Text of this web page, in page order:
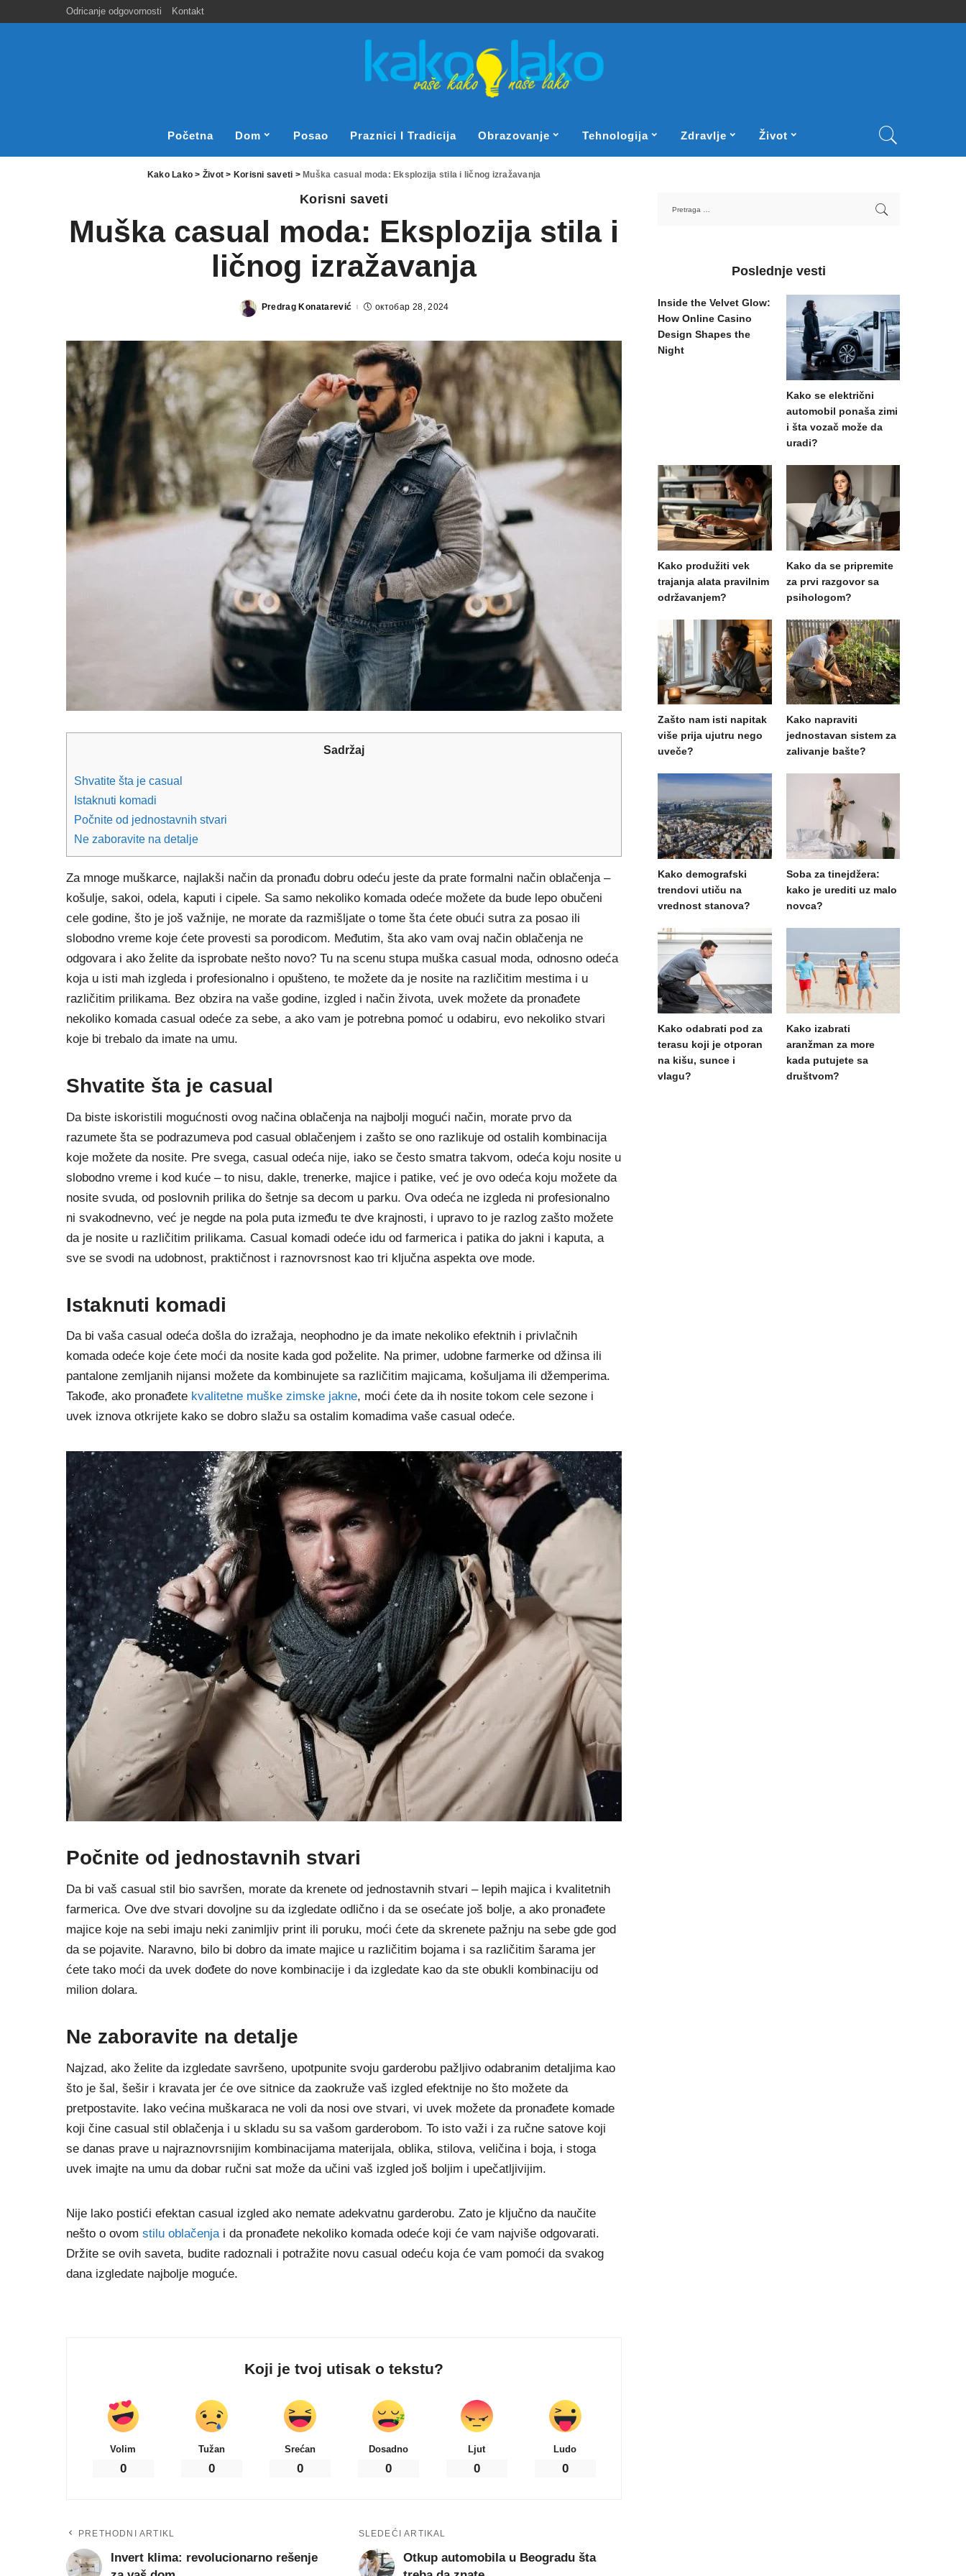
Odricanje odgovornosti Kontakt
Početna Dom Posao Praznici I Tradicija Obrazovanje Tehnologija Zdravlje Život
Kako Lako > Život > Korisni saveti > Muška casual moda: Eksplozija stila i ličnog izražavanja
Korisni saveti
Muška casual moda: Eksplozija stila i
ličnog izražavanja
Posted
Predrag Konatarević октобар 28, 2024
Sadržaj
Shvatite šta je casual
Istaknuti komadi
Počnite od jednostavnih stvari
Ne zaboravite na detalje
Za mnoge muškarce, najlakši način da pronađu dobru odeću jeste da prate formalni način oblačenja –
košulje, sakoi, odela, kaputi i cipele. Sa samo nekoliko komada odeće možete da bude lepo obučeni
cele godine, što je još važnije, ne morate da razmišljate o tome šta ćete obući sutra za posao ili
slobodno vreme koje ćete provesti sa porodicom. Međutim, šta ako vam ovaj način oblačenja ne
odgovara i ako želite da isprobate nešto novo? Tu na scenu stupa muška casual moda, odnosno odeća
koja u isti mah izgleda i profesionalno i opušteno, te možete da je nosite na različitim mestima i u
različitim prilikama. Bez obzira na vaše godine, izgled i način života, uvek možete da pronađete
nekoliko komada casual odeće za sebe, a ako vam je potrebna pomoć u odabiru, evo nekoliko stvari
koje bi trebalo da imate na umu.
Shvatite šta je casual
Da biste iskoristili mogućnosti ovog načina oblačenja na najbolji mogući način, morate prvo da
razumete šta se podrazumeva pod casual oblačenjem i zašto se ono razlikuje od ostalih kombinacija
koje možete da nosite. Pre svega, casual odeća nije, iako se često smatra takvom, odeća koju nosite u
slobodno vreme i kod kuće – to nisu, dakle, trenerke, majice i patike, već je ovo odeća koju možete da
nosite svuda, od poslovnih prilika do šetnje sa decom u parku. Ova odeća ne izgleda ni profesionalno
ni svakodnevno, već je negde na pola puta između te dve krajnosti, i upravo to je razlog zašto možete
da je nosite u različitim prilikama. Casual komadi odeće idu od farmerica i patika do jakni i kaputa, a
sve se svodi na udobnost, praktičnost i raznovrsnost kao tri ključna aspekta ove mode.
Istaknuti komadi
Da bi vaša casual odeća došla do izražaja, neophodno je da imate nekoliko efektnih i privlačnih
komada odeće koje ćete moći da nosite kada god poželite. Na primer, udobne farmerke od džinsa ili
pantalone zemljanih nijansi možete da kombinujete sa različitim majicama, košuljama ili džemperima.
Takođe, ako pronađete kvalitetne muške zimske jakne, moći ćete da ih nosite tokom cele sezone i
uvek iznova otkrijete kako se dobro slažu sa ostalim komadima vaše casual odeće.
Počnite od jednostavnih stvari
Da bi vaš casual stil bio savršen, morate da krenete od jednostavnih stvari – lepih majica i kvalitetnih
farmerica. Ove dve stvari dovoljne su da izgledate odlično i da se osećate još bolje, a ako pronađete
majice koje na sebi imaju neki zanimljiv print ili poruku, moći ćete da skrenete pažnju na sebe gde god
da se pojavite. Naravno, bilo bi dobro da imate majice u različitim bojama i sa različitim šarama jer
ćete tako moći da uvek dođete do nove kombinacije i da izgledate kao da ste obukli kombinaciju od
milion dolara.
Ne zaboravite na detalje
Najzad, ako želite da izgledate savršeno, upotpunite svoju garderobu pažljivo odabranim detaljima kao
što je šal, šešir i kravata jer će ove sitnice da zaokruže vaš izgled efektnije no što možete da
pretpostavite. Iako većina muškaraca ne voli da nosi ove stvari, vi uvek možete da pronađete komade
koji čine casual stil oblačenja i u skladu su sa vašom garderobom. To isto važi i za ručne satove koji
se danas prave u najraznovrsnijim kombinacijama materijala, oblika, stilova, veličina i boja, i stoga
uvek imajte na umu da dobar ručni sat može da učini vaš izgled još boljim i upečatljivijim.
Nije lako postići efektan casual izgled ako nemate adekvatnu garderobu. Zato je ključno da naučite
nešto o ovom stilu oblačenjai da pronađete nekoliko komada odeće koji će vam najviše odgovarati.
Držite se ovih saveta, budite radoznali i potražite novu casual odeću koja će vam pomoći da svakog
dana izgledate najbolje moguće.
Koji je tvoj utisak o tekstu?
Volim
0
Tužan
0
Srećan
0
Dosadno
0
Ljut
0
Ludo
0
PRETHODNI ARTIKL
Invert klima: revolucionarno rešenje
SLEDEĆI ARTIKAL
Otkup automobila u Beogradu šta
Poslednje vesti
Inside the Velvet Glow:
How Online Casino
Design Shapes the
Night
Kako se električni
automobil ponaša zimi
i šta vozač može da
uradi?
Kako produžiti vek
trajanja alata pravilnim
održavanjem?
Kako da se pripremite
za prvi razgovor sa
psihologom?
Zašto nam isti napitak
više prija ujutru nego
uveče?
Kako napraviti
jednostavan sistem za
zalivanje bašte?
Kako demografski
trendovi utiču na
vrednost stanova?
Soba za tinejdžera:
kako je urediti uz malo
novca?
Kako odabrati pod za
terasu koji je otporan
na kišu, sunce i
vlagu?
Kako izabrati
aranžman za more
kada putujete sa
društvom?